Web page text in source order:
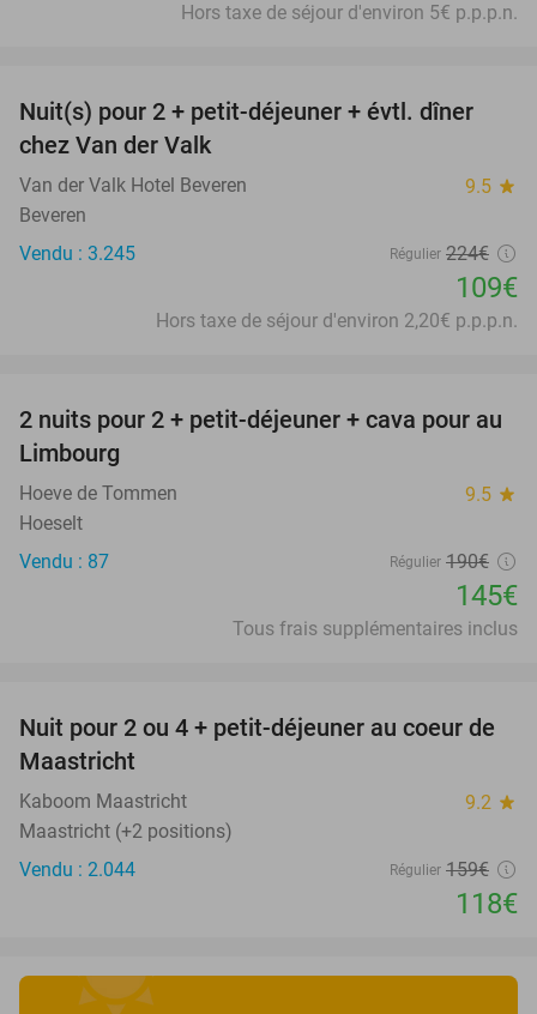
Hors taxe de séjour d'environ 5€ p.p.p.n.
51%
Nuit(s) pour 2 + petit-déjeuner + évtl. dîner
chez Van der Valk
Van der Valk Hotel Beveren 9.5 star
Beveren
Vendu : 3.245
Régulier 224€
109€
Hors taxe de séjour d'environ 2,20€ p.p.p.n.
24%
2 nuits pour 2 + petit-déjeuner + cava pour au
Limbourg
Hoeve de Tommen 9.5 star
Hoeselt
Vendu : 87
Régulier 190€
145€
Tous frais supplémentaires inclus
26%
Nuit pour 2 ou 4 + petit-déjeuner au coeur de
Maastricht
Kaboom Maastricht 9.2 star
Maastricht (+2 positions)
Vendu : 2.044
Régulier 159€
118€